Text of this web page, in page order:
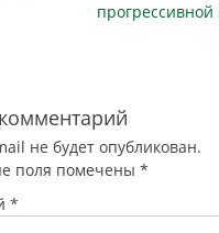
не будет опубликован.
поля помечены *
*